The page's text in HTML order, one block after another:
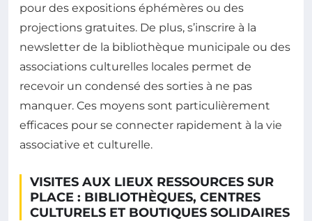
pour des expositions éphémères ou des
projections gratuites. De plus, s’inscrire à la
newsletter de la bibliothèque municipale ou des
associations culturelles locales permet de
recevoir un condensé des sorties à ne pas
manquer. Ces moyens sont particulièrement
efficaces pour se connecter rapidement à la vie
associative et culturelle.
VISITES AUX LIEUX RESSOURCES SUR
PLACE : BIBLIOTHÈQUES, CENTRES
CULTURELS ET BOUTIQUES SOLIDAIRES